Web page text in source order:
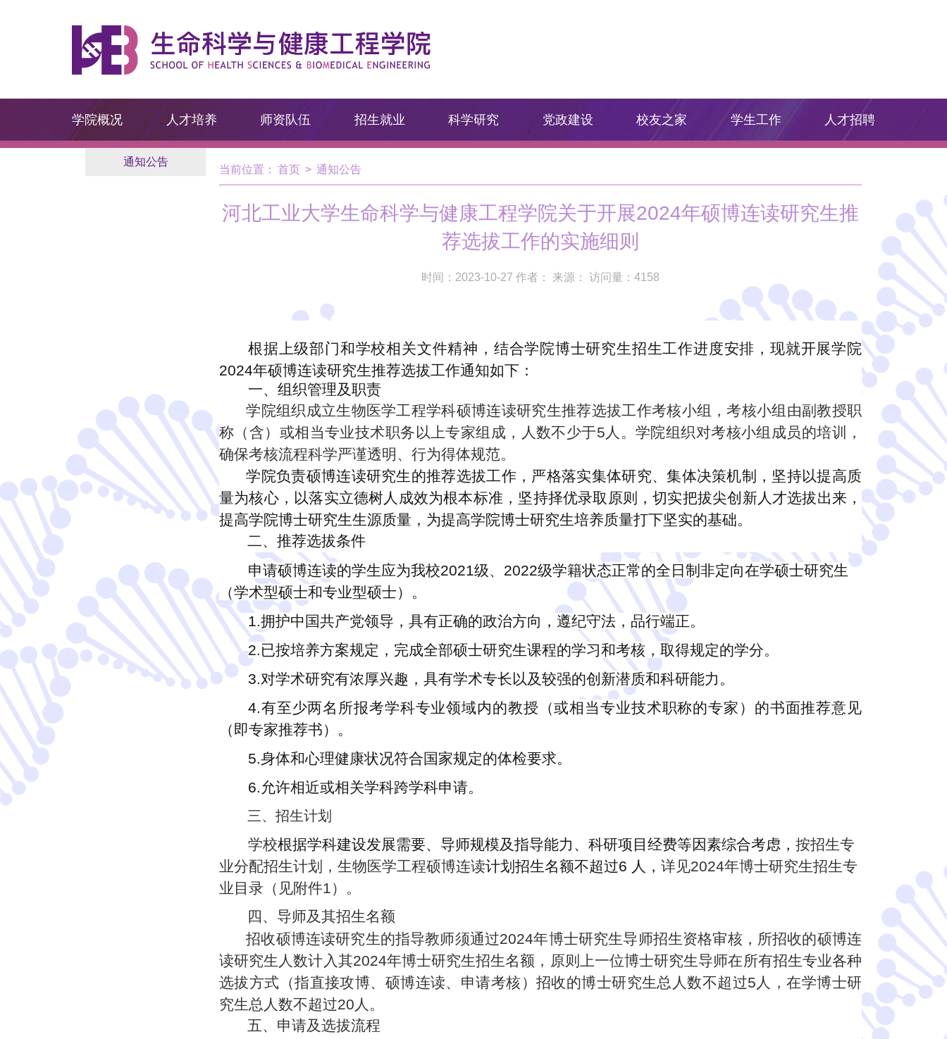
学院概况 人才培养 师资队伍 招生就业 科学研究 党政建设 校友之家 学生工作 人才招聘
通知公告
当前位置： 首页 > 通知公告
河北工业大学生命科学与健康工程学院关于开展2024年硕博连读研究生推
荐选拔工作的实施细则
时间：2023-10-27 作者： 来源： 访问量： 4158
根据上级部门和学校相关文件精神， 结合学院博士研究生招生工作进度安排，现就开展学院
2024年硕博连读研究生推荐选拔工作通知如下：
一、组织管理及职责
学院组织成立生物医学工程学科硕博连读研究生推荐选拔工作考核小组，考核小组由副教授职
称（含）或相当专业技术职务以上专家组成，人数不少于5人。学院组织对考核小组成员的培训，
确保考核流程科学严谨透明、行为得体规范。
学院负责硕博连读研究生的推荐选拔工作，严格落实集体研究、集体决策机制，坚持以提高质
量为核心，以落实立德树人成效为根本标准，坚持择优录取原则，切实把拔尖创新人才选拔出来，
提高学院博士研究生生源质量，为提高学院博士研究生培养质量打下坚实的基础。
二、推荐选拔条件
申请硕博连读的学生应为我校2021级、2022级学籍状态正常的全日制非定向在学硕士研究生
（学术型硕士和专业型硕士）。
1.拥护中国共产党领导，具有正确的政治方向，遵纪守法，品行端正。
2.已按培养方案规定，完成全部硕士研究生课程的学习和考核，取得规定的学分。
3.对学术研究有浓厚兴趣，具有学术专长以及较强的创新潜质和科研能力。
4.有至少两名所报考学科专业领域内的教授（或相当专业技术职称的专家）的书面推荐意见
（即专家推荐书）。
5.身体和心理健康状况符合国家规定的体检要求。
6.允许相近或相关学科跨学科申请。
三、招生计划
学校根据学科建设发展需要、导师规模及指导能力、科研项目经费等因素综合考虑， 按招生专
业分配招生计划，生物医学工程硕博连读计划招生名额不超过6 人， 详见2024年博士研究生招生专
业目录（ 见附件1）。
四、导师及其招生名额
招收硕博连读研究生的指导教师须通过2024年博士研究生导师招生资格审核，所招收的硕博连
读研究生人数计入其2024年博士研究生招生名额，原则上一位博士研究生导师在所有招生专业各种
选拔方式（指直接攻博、硕博连读、申请考核）招收的博士研究生总人数不超过5 人，在学博士研
究生总人数不超过20 人。
五、申请及选拔流程